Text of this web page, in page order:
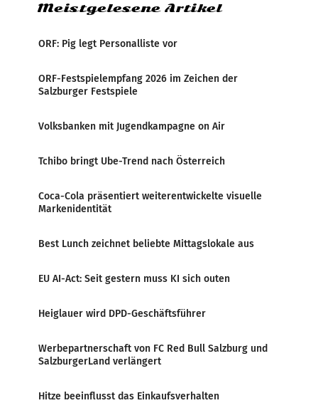
Meistgelesene Artikel
ORF: Pig legt Personalliste vor
ORF-Festspielempfang 2026 im Zeichen der
Salzburger Festspiele
Volksbanken mit Jugendkampagne on Air
Tchibo bringt Ube-Trend nach Österreich
Coca-Cola präsentiert weiterentwickelte visuelle
Markenidentität
Best Lunch zeichnet beliebte Mittagslokale aus
EU AI-Act: Seit gestern muss KI sich outen
Heiglauer wird DPD-Geschäftsführer
Werbepartnerschaft von FC Red Bull Salzburg und
SalzburgerLand verlängert
Hitze beeinflusst das Einkaufsverhalten